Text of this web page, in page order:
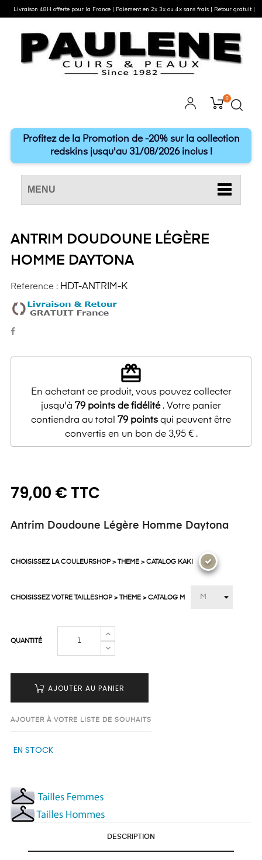
0
Profitez de la Promotion de -20% sur la collection
redskins jusqu'au 31/08/2026 inclus !
MENU
ANTRIM DOUDOUNE LÉGÈRE
HOMME DAYTONA
Reference : HDT-ANTRIM-K
redeem
En achetant ce produit, vous pouvez collecter
jusqu'à 79 points de fidélité. Votre panier
contiendra au total
79 points qui peuvent être
convertis en un bon de 3,95 €.
79,00 € TTC
Antrim Doudoune Légère Homme Daytona
CHOISISSEZ LA COULEURSHOP > THEME > CATALOG KAKI
CHOISISSEZ VOTRE TAILLESHOP > THEME > CATALOG M
QUANTITÉ
AJOUTER AU PANIER
AJOUTER À VOTRE LISTE DE SOUHAITS
EN STOCK
DESCRIPTION
Livraison 48H offerte pour la France | Paiement en 2x 3x ou 4x sans frais | Retour gratuit |